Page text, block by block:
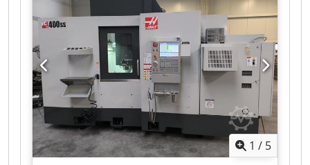
Betriebsspannung: 380 V / 50 Hz -Ausladung:
295 mm -Max. Abstand Spindel – Tisch: 550 mm
Csdjzr U H Hepfx Am Usrf -Tischgröße: ca. 2.000
× 660 mm -Kühlmitteleinrichtung -
Dokumentation Abmaße: LxBxH 2,0x0,7x2,0
Meter / Gewicht 2000Kg
1 / 5